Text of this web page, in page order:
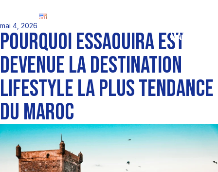
mai 4, 2026
POURQUOI ESSAOUIRA EST
DEVENUE LA DESTINATION
LIFESTYLE LA PLUS TENDANCE
DU MAROC